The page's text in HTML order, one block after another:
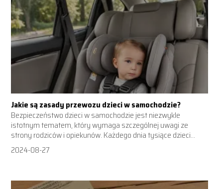
Jakie są zasady przewozu dzieci w samochodzie?
Bezpieczeństwo dzieci w samochodzie jest niezwykle
istotnym tematem, który wymaga szczególnej uwagi ze
strony rodziców i opiekunów. Każdego dnia tysiące dzieci...
2024-08-27